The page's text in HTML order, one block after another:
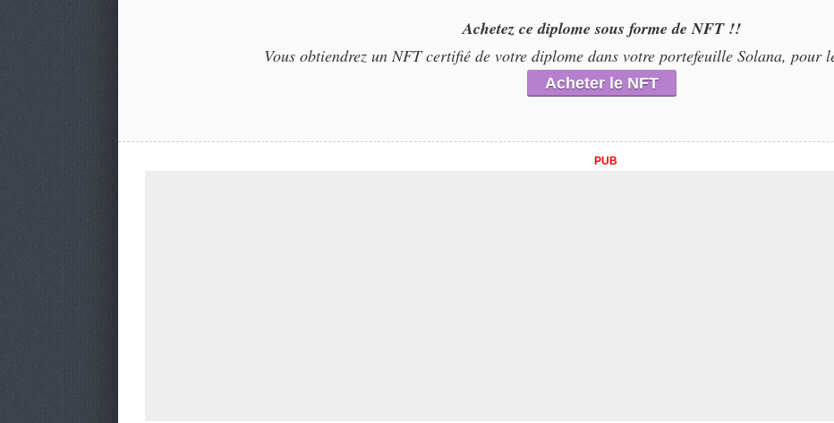
Achetez ce diplome sous forme de NFT !!
Vous obtiendrez un NFT certifié de votre diplome dans votre portefeuille Solana, pour
Acheter le NFT
PUB